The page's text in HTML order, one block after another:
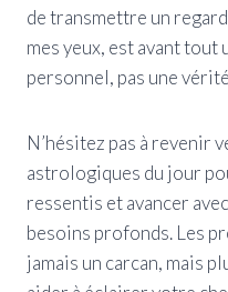
de transmettre un
mes yeux, est avant tout
personnel, pas une
N’hésitez pas à revenir
astrologiques du jour
ressentis et avancer
besoins profonds. Les
jamais un carcan, mais